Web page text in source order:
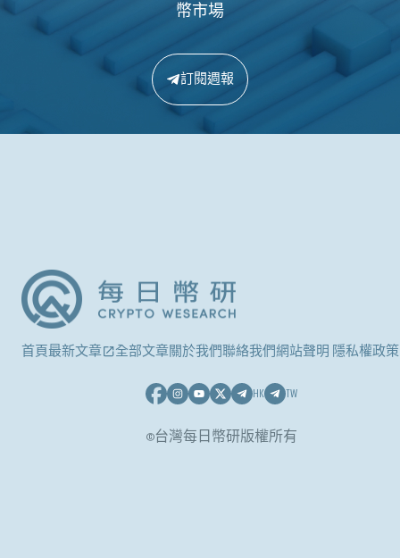
幣市場
訂閱週報
首頁最新文章 全部文章關於我們聯絡我們網站聲明 隱私權政策
HK TW
©台灣每日幣研版權所有